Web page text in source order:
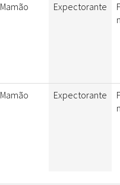
Mamão
Expectorante
Mamão Expectorante